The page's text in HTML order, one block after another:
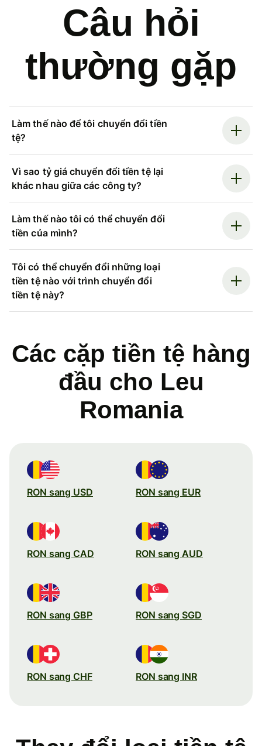
Câu hỏi
thường gặp
Làm thế nào để tôi chuyển đổi tiền
tệ?
Vì sao tỷ giá chuyển đổi tiền tệ lại
khác nhau giữa các công ty?
Làm thế nào tôi có thể chuyển đổi
tiền của mình?
Tôi có thể chuyển đổi những loại
tiền tệ nào với trình chuyển đổi
tiền tệ này?
Các cặp tiền tệ hàng
đầu cho Leu
Romania
RON sang USD RON sang EUR
RON sang CAD RON sang AUD
RON sang GBP RON sang SGD
RON sang CHF RON sang INR